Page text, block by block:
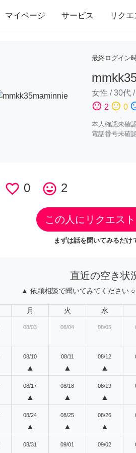
マイページ サービス リクエ
修理・組立 家事 引っ越し
最終ログイン
女性 /30代 /
sentiment_satisfied 2 sentiment_neutral 0
本人確認未確
電話番号未確
favorite_border 0 tag_faces 2
この人にリクエス
まずは話を聞いてみるだけ
直近の空き状
▲:依頼相談で聞いてみてください ○:
月 火 水
08/03 08/04 08/05
08/10
▲
08/11
▲
08/12
▲
08/17
▲
08/18
▲
08/19
▲
08/24
▲
08/25
▲
08/26
▲
08/31 09/01 09/02